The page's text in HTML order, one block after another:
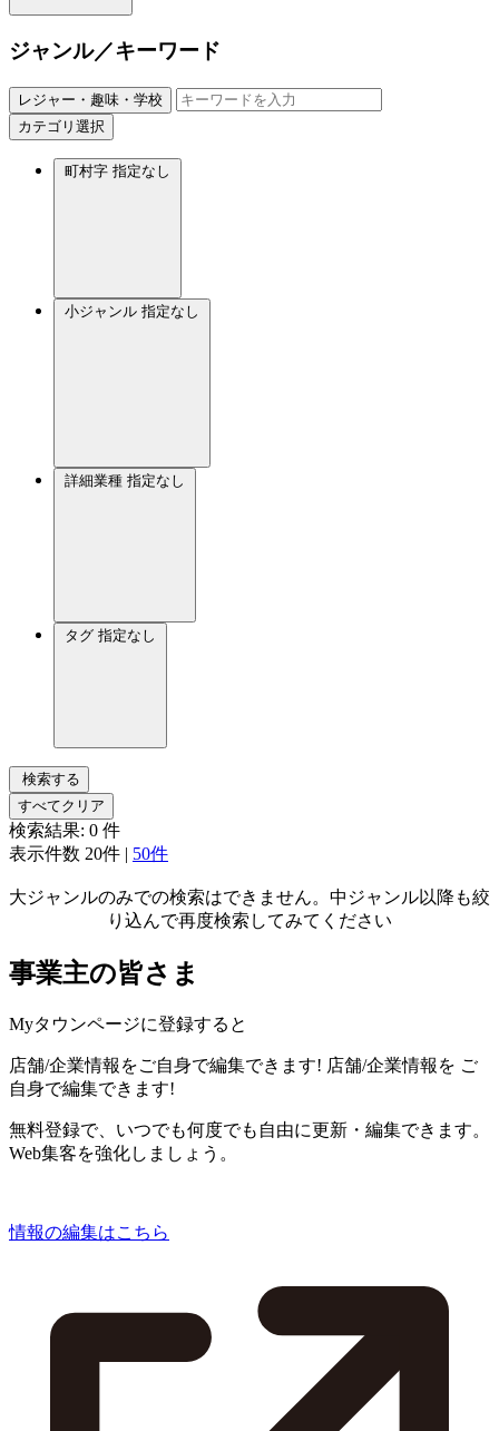
ジャンル／キーワード
レジャー・趣味・学校
カテゴリ選択
町村字 指定なし
小ジャンル 指定なし
詳細業種 指定なし
タグ 指定なし
検索する
すべてクリア
検索結果: 0 件
表示件数 20件 | 50件
大ジャンルのみでの検索はできません。中ジャンル以降も絞
り込んで再度検索してみてください
事業主の皆さま
Myタウンページに登録すると
店舗/企業情報をご自身で編集できます! 店舗/企業情報を ご
自身で編集できます!
無料登録で、いつでも何度でも自由に更新・編集できます。
Web集客を強化しましょう。
情報の編集はこちら